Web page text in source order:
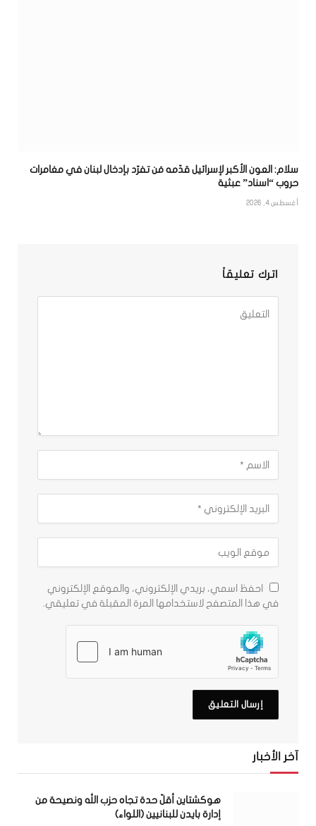
سلام: العون الأكبر لإسرائيل قدّمه مَن تفرّد بإدخال لبنان في مغامرات
حروب “اسناد” عبثية
أغسطس 4, 2026
اترك تعليقاً
احفظ اسمي، بريدي الإلكتروني، والموقع الإلكتروني
في هذا المتصفح لاستخدامها المرة المقبلة في تعليقي.
آخر الأخبار
هوكشتاين أقلّ حدة تجاه حزب الله ونصيحة من
إدارة بايدن للبنانيين (اللواء)